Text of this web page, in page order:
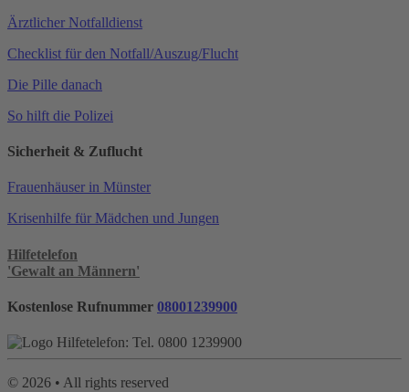
Ärztlicher Notfalldienst
Checklist für den Notfall/Auszug/Flucht
Die Pille danach
So hilft die Polizei
Sicherheit & Zuflucht
Frauenhäuser in Münster
Krisenhilfe für Mädchen und Jungen
Hilfetelefon
'Gewalt an Männern'
Kostenlose Rufnummer 08001239900
© 2026 • All rights reserved